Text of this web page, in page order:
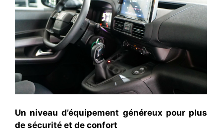
Un niveau d’équipement généreux pour plus
de sécurité et de confort